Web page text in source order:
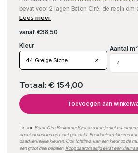
bevat voor 2 lagen Beton Ciré, de resin om
kleurstof, impregneer en onze speciale
Lees meer
vanaf €38,50
44 Greige Stone
Aantal m²
Totaal: € 154,00
Toevoegen aan
Let op: Beton Cire Badkamer Systeem kun je niet
speciaal voor jou op maat gemaakt. Beeldschermkleuren
daadwerkelijke kleuren. Ook lichtinval kan een kleur op de
een groot deel bepalen. Koop daarom altijd eerst een kleur